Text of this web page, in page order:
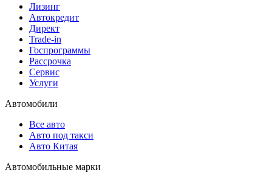
Лизинг
Автокредит
Директ
Trade-in
Госпрограммы
Рассрочка
Сервис
Услуги
Автомобили
Все авто
Авто под такси
Авто Китая
Автомобильные марки